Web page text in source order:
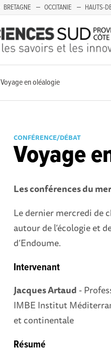
BRETAGNE OCCITANIE HAUTS-
Voyage en oléalogie
CONFÉRENCE/DÉBAT
Voyage
Les conférences du
Le dernier mercredi de
autour de l’écologie et
d’Endoume.
Intervenant
Jacques Artaud-
IMBE Institut
et continentale
Résumé